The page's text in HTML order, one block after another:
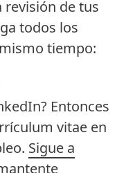
revisión de tus
todos los
tiempo:
Entonces
vitae en
Sigue a